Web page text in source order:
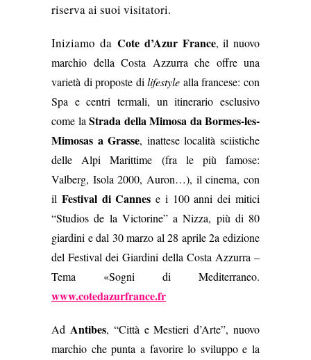
riserva ai suoi visitatori.
Iniziamo daCote d’Azur France, il nuovo
marchio della Costa Azzurra che offre una
varietà di proposte dilifestyle alla francese: con
Spa e centri termali, un itinerario esclusivo
come la Strada della Mimosa da Bormes-les-
Mimosas a Grasse, inattese località sciistiche
delle Alpi Marittime (fra le più famose:
Valberg, Isola 2000, Auron…), il cinema, con
il Festival di Cannes e i 100 anni dei mitici
“Studios de la Victorine” a Nizza, più di 80
giardini e dal 30 marzo al 28 aprile 2a edizione
del Festival dei Giardini della Costa Azzurra –
Tema «Sogni di Mediterraneo.
www.cotedazurfrance.fr
Ad Antibes, “Città e Mestieri d’Arte”, nuovo
marchio che punta a favorire lo sviluppo e la